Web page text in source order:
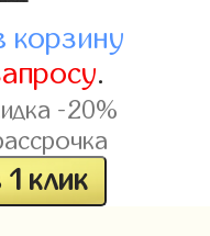
корзину
.
-20%
1 клик